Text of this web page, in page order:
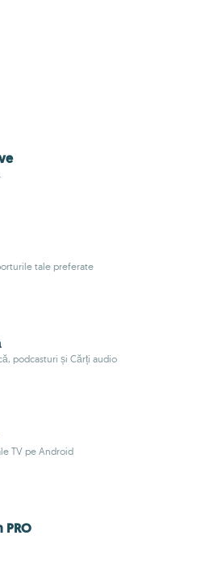
tale preferate
podcasturi și Cărți audio
TV pe Android
PRO